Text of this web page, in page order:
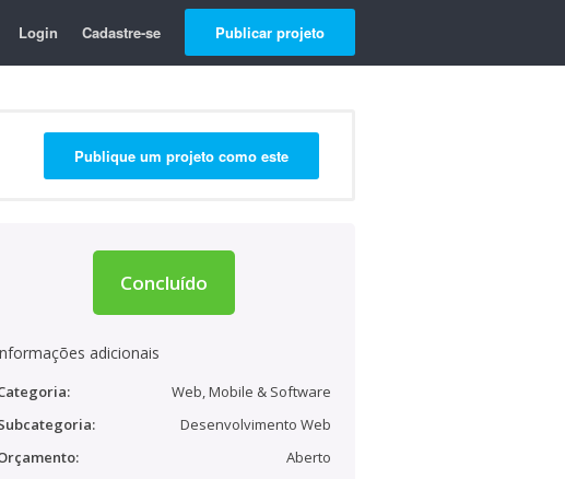
Login Cadastre-se Publicar projeto
Publique um projeto como este
Concluído
adicionais
Web, Mobile & Software
Desenvolvimento Web
Aberto